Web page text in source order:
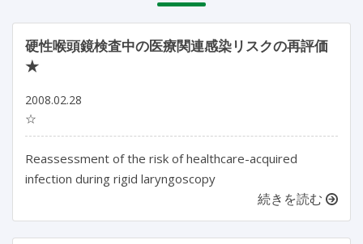
硬性喉頭鏡検査中の医療関連感染リスクの再評価
★
2008.02.28
☆
Reassessment of the risk of healthcare-acquired
infection during rigid laryngoscopy
続きを読む